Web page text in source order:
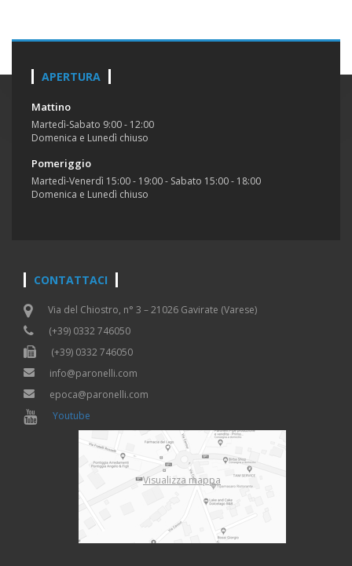
APERTURA
Mattino
Martedì-Sabato 9:00 - 12:00
Domenica e Lunedì chiuso
Pomeriggio
Martedì-Venerdì 15:00 - 19:00 - Sabato 15:00 - 18:00
Domenica e Lunedì chiuso
CONTATTACI
Via del Chiostro, n° 3 – 21026 Gavirate (Varese)
(+39) 0332 746050
(+39) 0332 746050
info@paronelli.com
epoca@paronelli.com
Youtube
Visualizza mappa